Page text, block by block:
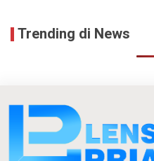
Trending di News